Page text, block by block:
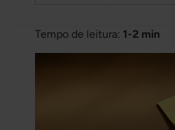
Tempo de leitura: 1-2 min